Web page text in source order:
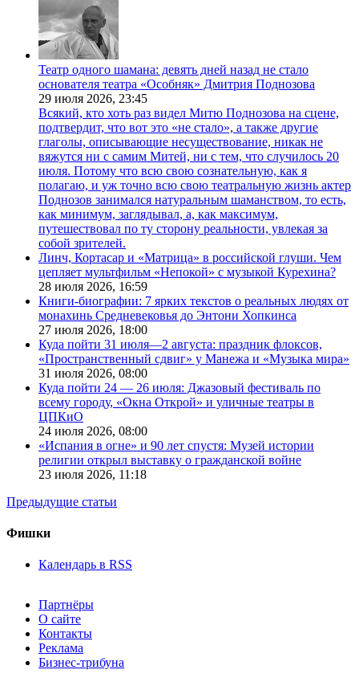
Театр одного шамана: девять дней назад не стало
основателя театра «Особняк» Дмитрия Поднозова
29 июля 2026, 23:45
Всякий, кто хоть раз видел Митю Поднозова на сцене,
подтвердит, что вот это «не стало», а также другие
глаголы, описывающие несуществование, никак не
вяжутся ни с самим Митей, ни с тем, что случилось 20
июля. Потому что всю свою сознательную, как я
полагаю, и уж точно всю свою театральную жизнь актер
Поднозов занимался натуральным шаманством, то есть,
как минимум, заглядывал, а, как максимум,
путешествовал по ту сторону реальности, увлекая за
собой зрителей.
Линч, Кортасар и «Матрица» в российской глуши. Чем
цепляет мультфильм «Непокой» с музыкой Курехина?
28 июля 2026, 16:59
Книги-биографии: 7 ярких текстов о реальных людях от
монахинь Средневековья до Энтони Хопкинса
27 июля 2026, 18:00
Куда пойти 31 июля—2 августа: праздник флоксов,
«Пространственный сдвиг» у Манежа и «Музыка мира»
31 июля 2026, 08:00
Куда пойти 24 — 26 июля: Джазовый фестиваль по
всему городу, «Окна Открой» и уличные театры в
ЦПКиО
24 июля 2026, 08:00
«Испания в огне» и 90 лет спустя: Музей истории
религии открыл выставку о гражданской войне
23 июля 2026, 11:18
Предыдущие статьи
Фишки
Календарь в RSS
Партнёры
О сайте
Контакты
Реклама
Бизнес-трибуна